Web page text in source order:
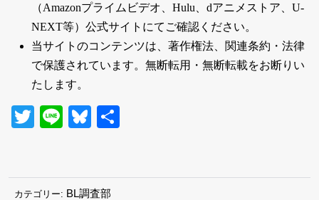
（Amazonプライムビデオ、Hulu、dアニメストア、U-
NEXT等）公式サイトにてご確認ください。
当サイトのコンテンツは、著作権法、関連条約・法律
で保護されています。無断転用・無断転載をお断りい
たします。
Twitter
LineBluesky
カテゴリー: BL調査部